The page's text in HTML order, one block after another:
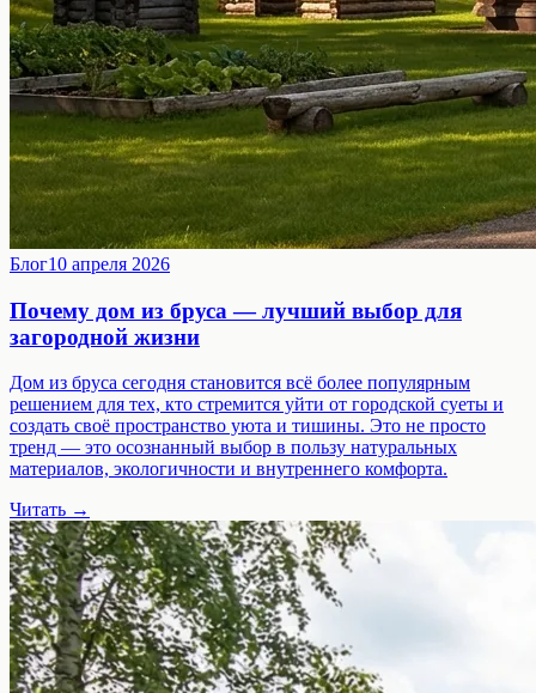
Блог10 апреля 2026
Почему дом из бруса — лучший выбор для
загородной жизни
Дом из бруса сегодня становится всё более популярным
решением для тех, кто стремится уйти от городской суеты и
создать своё пространство уюта и тишины. Это не просто
тренд — это осознанный выбор в пользу натуральных
материалов, экологичности и внутреннего комфорта.
Читать →